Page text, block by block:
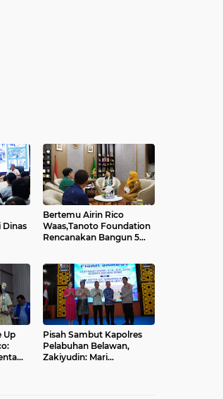
Dinas
Bertemu Airin Rico
Waas,Tanoto Foundation
Rencanakan Bangun 5
Up
Pisah Sambut Kapolres
Pelabuhan Belawan,
Zakiyudin: Mari